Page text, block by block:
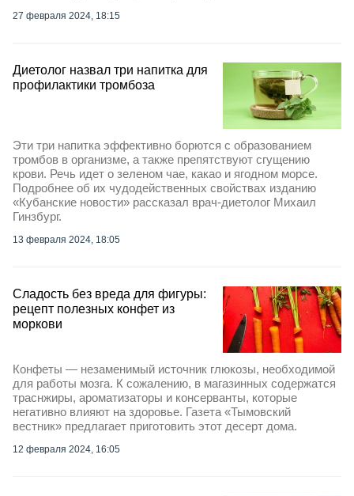
27 февраля 2024, 18:15
Диетолог назвал три напитка для
профилактики тромбоза
Эти три напитка эффективно борются с образованием
тромбов в организме, а также препятствуют сгущению
крови. Речь идет о зеленом чае, какао и ягодном морсе.
Подробнее об их чудодейственных свойствах изданию
«Кубанские новости» рассказал врач-диетолог Михаил
Гинзбург.
13 февраля 2024, 18:05
Сладость без вреда для фигуры:
рецепт полезных конфет из
моркови
Конфеты — незаменимый источник глюкозы, необходимой
для работы мозга. К сожалению, в магазинных содержатся
траснжиры, ароматизаторы и консерванты, которые
негативно влияют на здоровье. Газета «Тымовский
вестник» предлагает приготовить этот десерт дома.
12 февраля 2024, 16:05